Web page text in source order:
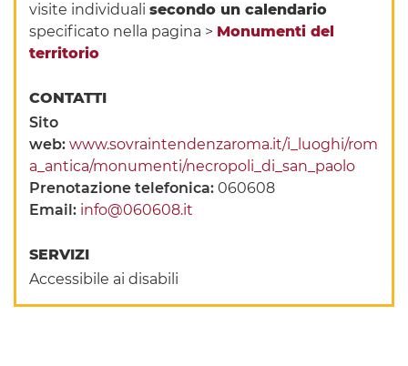
visite individualisecondo un calendario
specificato nella pagina > Monumenti del
territorio
CONTATTI
Sito
web:www.sovraintendenzaroma.it/i_luoghi/rom
a_antica/monumenti/necropoli_di_san_paolo
Prenotazione telefonica:060608
Email: info@060608.it
SERVIZI
Accessibile ai disabili